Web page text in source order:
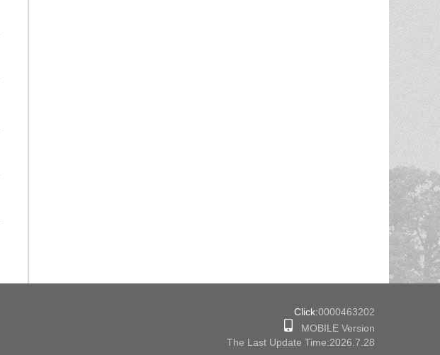
Click:0000463202
MOBILE Version
The Last Update Time:2026 7 28